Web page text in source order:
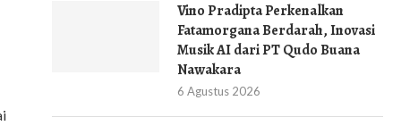
Vino Pradipta Perkenalkan
Fatamorgana Berdarah, Inovasi
Musik AI dari PT Qudo Buana
Nawakara
6 Agustus 2026